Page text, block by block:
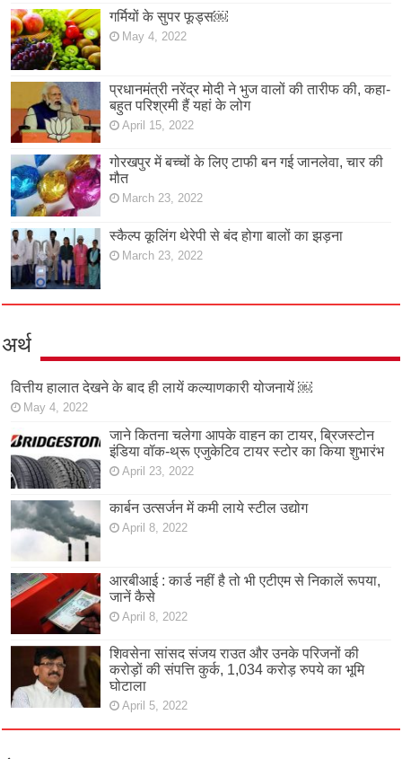
गर्मियों के सुपर फूड्स￼
May 4, 2022
प्रधानमंत्री नरेंद्र मोदी ने भुज वालों की तारीफ की, कहा-
बहुत परिश्रमी हैं यहां के लोग
April 15, 2022
गोरखपुर में बच्चों के लिए टाफी बन गई जानलेवा, चार की
मौत
March 23, 2022
स्कैल्प कूलिंग थेरेपी से बंद होगा बालों का झड़ना
March 23, 2022
अर्थ
वित्तीय हालात देखने के बाद ही लायें कल्याणकारी योजनायें ￼
May 4, 2022
जाने कितना चलेगा आपके वाहन का टायर, ब्रिजस्टोन
इंडिया वॉक-थ्रू एजुकेटिव टायर स्टोर का किया शुभारंभ
April 23, 2022
कार्बन उत्सर्जन में कमी लाये स्टील उद्योग
April 8, 2022
आरबीआई : कार्ड नहीं है तो भी एटीएम से निकालें रूपया,
जानें कैसे
April 8, 2022
शिवसेना सांसद संजय राउत और उनके परिजनों की
करोड़ों की संपत्ति कुर्क, 1,034 करोड़ रुपये का भूमि
घोटाला
April 5, 2022